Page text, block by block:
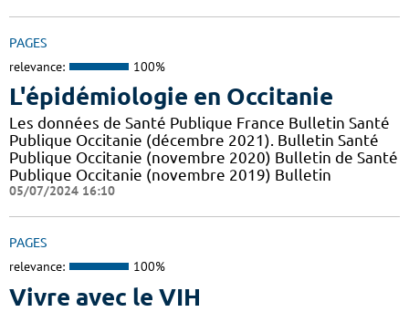
PAGES
relevance: 100%
L'épidémiologie en Occitanie
Les données de Santé Publique France Bulletin Santé
Publique Occitanie (décembre 2021). Bulletin Santé
Publique Occitanie (novembre 2020) Bulletin de Santé
Publique Occitanie (novembre 2019) Bulletin
05/07/2024 16:10
PAGES
relevance: 100%
Vivre avec le VIH